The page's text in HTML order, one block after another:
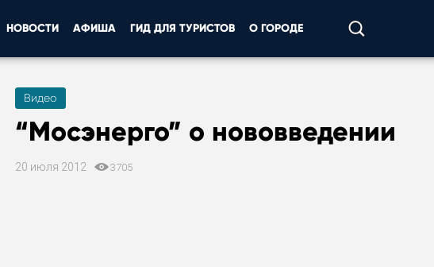
НОВОСТИ АФИША ГИД ДЛЯ ТУРИСТОВ О ГОРОДЕ
Видео
“Мосэнерго” о нововведении
20 июля 2012 3705